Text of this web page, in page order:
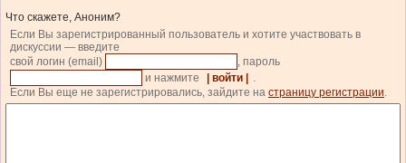
Что скажете, Аноним?
Если Вы зарегистрированный пользователь и хотите участвовать в
дискуссии — введите
свой логин (email)
, пароль
и нажмите
| войти |
.
Если Вы еще не зарегистрировались, зайдите на страницу регистрации.